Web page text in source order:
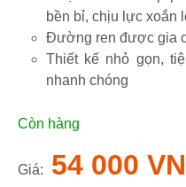
bền bỉ, chịu lực xoắn
Đường ren được gia
Thiết kế nhỏ gọn, tiện dụng, cách dùng đơn giản,
nhanh chóng
Còn hàng
Giá: 54 000